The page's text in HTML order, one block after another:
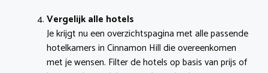
Vergelijk alle hotels
Je krijgt nu een overzichtspagina met alle passende
hotelkamers in Cinnamon Hill die overeenkomen
met je wensen. Filter de hotels op basis van prijs of